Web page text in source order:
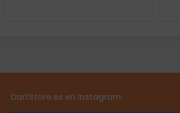
DartStore.es en Instagram: